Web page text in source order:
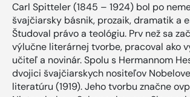
Carl Spitteler (1845 – 1924) bol po
švajčiarsky básnik, prozaik, dramatik a
Študoval právo a teológiu. Prv než sa
výlučne literárnej tvorbe, pracoval ako
učiteľ a novinár. Spolu s Hermannom
dvojici švajčiarskych nositeľov
literatúru (1919). Jeho tvorbu značne